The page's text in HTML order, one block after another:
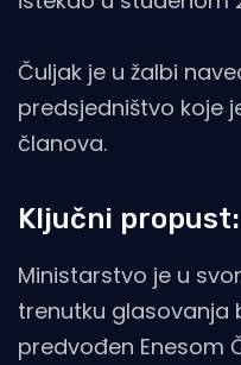
Čuljak je u žalbi
predsjedništvo koje
članova.
Ključni
Ministarstvo je u
trenutku glasovanja
predvođen Enesom